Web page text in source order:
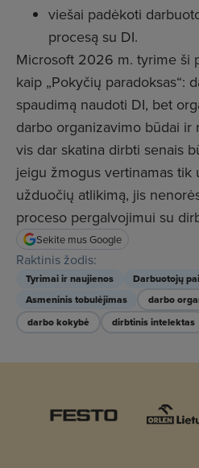
viešai padėkoti
procesą su DI.
Microsoft 2026 m. tyrime ši
kaip „Pokyčių paradoksas“:
spaudimą naudoti DI, bet
darbo organizavimo būdai ir
vis dar skatina dirbti senais
jeigu žmogus vertinamas tik
užduočių atlikimą, jis
proceso pergalvojimui su
Raktinis žodis:
Tyrimai ir naujienos
Darbuotojų
Asmeninis tobulėjimas
darbo
darbo kokybė
dirbtinis intelektas
Sekite mus Google